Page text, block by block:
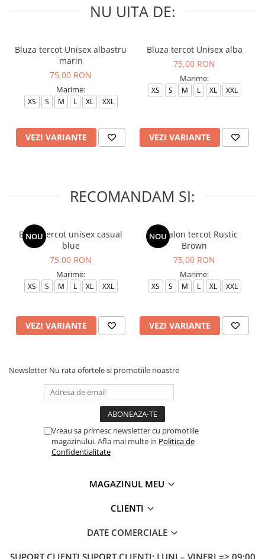
NU UITA DE:
Bluza tercot Unisex albastru
marin
75,00 RON
Marime:
XS S M L XL XXL
VEZI VARIANTE
Bluza tercot Unisex alba
75,00 RON
Marime:
XS S M L XL XXL
VEZI VARIANTE
RECOMANDAM SI:
NOU
Bluza tercot unisex casual
blue
75,00 RON
Marime:
XS S M L XL XXL
VEZI VARIANTE
NOU
Pantalon tercot Rustic
Brown
75,00 RON
Marime:
XS S M L XL XXL
VEZI VARIANTE
Newsletter Nu rata ofertele si promotiile noastre
Vreau sa primesc newsletter cu promotiile
magazinului. Afla mai multe in Politica de
Confidentialitate
MAGAZINUL MEU
CLIENTI
DATE COMERCIALE
SUPORT CLIENTI SUPORT CLIENTI: LUNI – VINERI => 09:00